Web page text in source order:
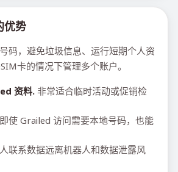
优势
码，避免垃圾信息、运行短期个人资
卡的情况下管理多个账户。
资料. 非常适合临时活动或促销检
即使 Grailed 访问需要本地号码，也能
联系数据远离机器人和数据泄露风